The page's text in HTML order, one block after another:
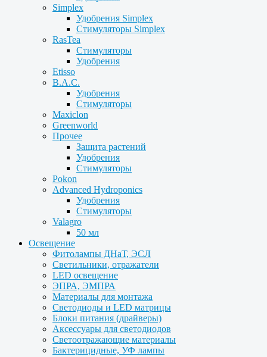
Simplex
Удобрения Simplex
Стимуляторы Simplex
RasTea
Стимуляторы
Удобрения
Etisso
B.A.C.
Удобрения
Стимуляторы
Maxiclon
Greenworld
Прочее
Защита растений
Удобрения
Стимуляторы
Pokon
Advanced Hydroponics
Удобрения
Стимуляторы
Valagro
50 мл
Освещение
Фитолампы ДНаТ, ЭСЛ
Светильники, отражатели
LED освещение
ЭПРА, ЭМПРА
Материалы для монтажа
Светодиоды и LED матрицы
Блоки питания (драйверы)
Аксессуары для светодиодов
Светоотражающие материалы
Бактерицидные, УФ лампы